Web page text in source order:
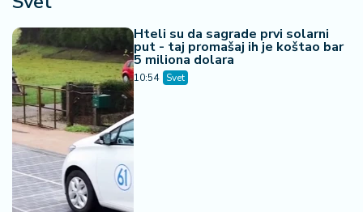
Hteli su da sagrade prvi solarni
put - taj promašaj ih je koštao bar
5 miliona dolara
10:54 Svet